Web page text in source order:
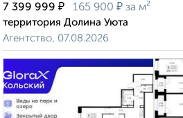
7 399 999 ₽ 165 900 ₽ за м²
территория Долина Уюта
Агентство, 07.08.2026